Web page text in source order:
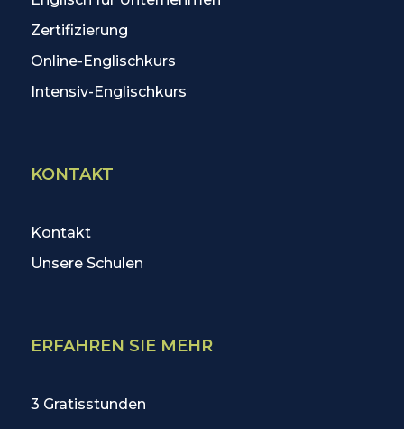
Zertifizierung
Online-Englischkurs
Intensiv-Englischkurs
KONTAKT
Kontakt
Unsere Schulen
ERFAHREN SIE MEHR
3 Gratisstunden